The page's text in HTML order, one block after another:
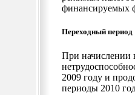
финансируемых
Переходный период
При начислении
2009 году и
периоды 2010